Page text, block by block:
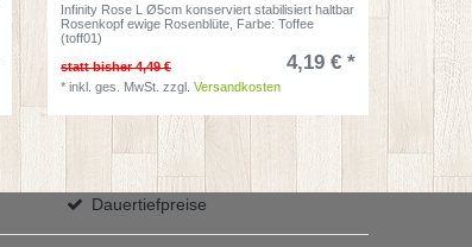
Infinity Rose L Ø5cm konserviert stabilisiert haltbar
Rosenkopf ewige Rosenblüte , Farbe: Toffee
(toff01)
statt bisher 4,49 €
4,19 € *
*inkl. ges. MwSt. zzgl.Versandkosten
Dauertiefpreise